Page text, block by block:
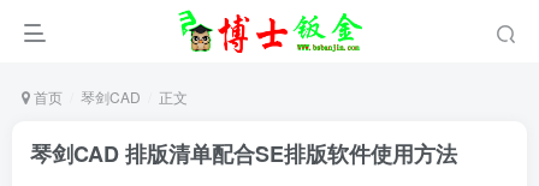
首页 琴剑CAD 正文
琴剑CAD 排版清单配合SE排版软件使用方法